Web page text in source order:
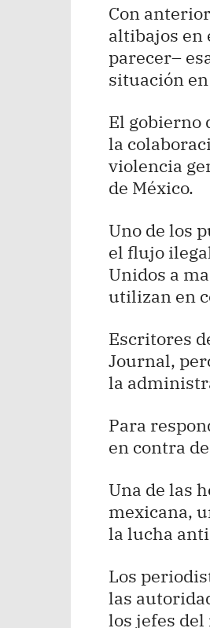
Con
altibajos en
parecer–
situación
El gobierno
la
violencia
de México.
Uno de los
el flujo
Unidos a
utilizan en
Escritores
Journal,
la
Para
en contra
Una de las
mexicana,
la lucha
Los
las
los jefes